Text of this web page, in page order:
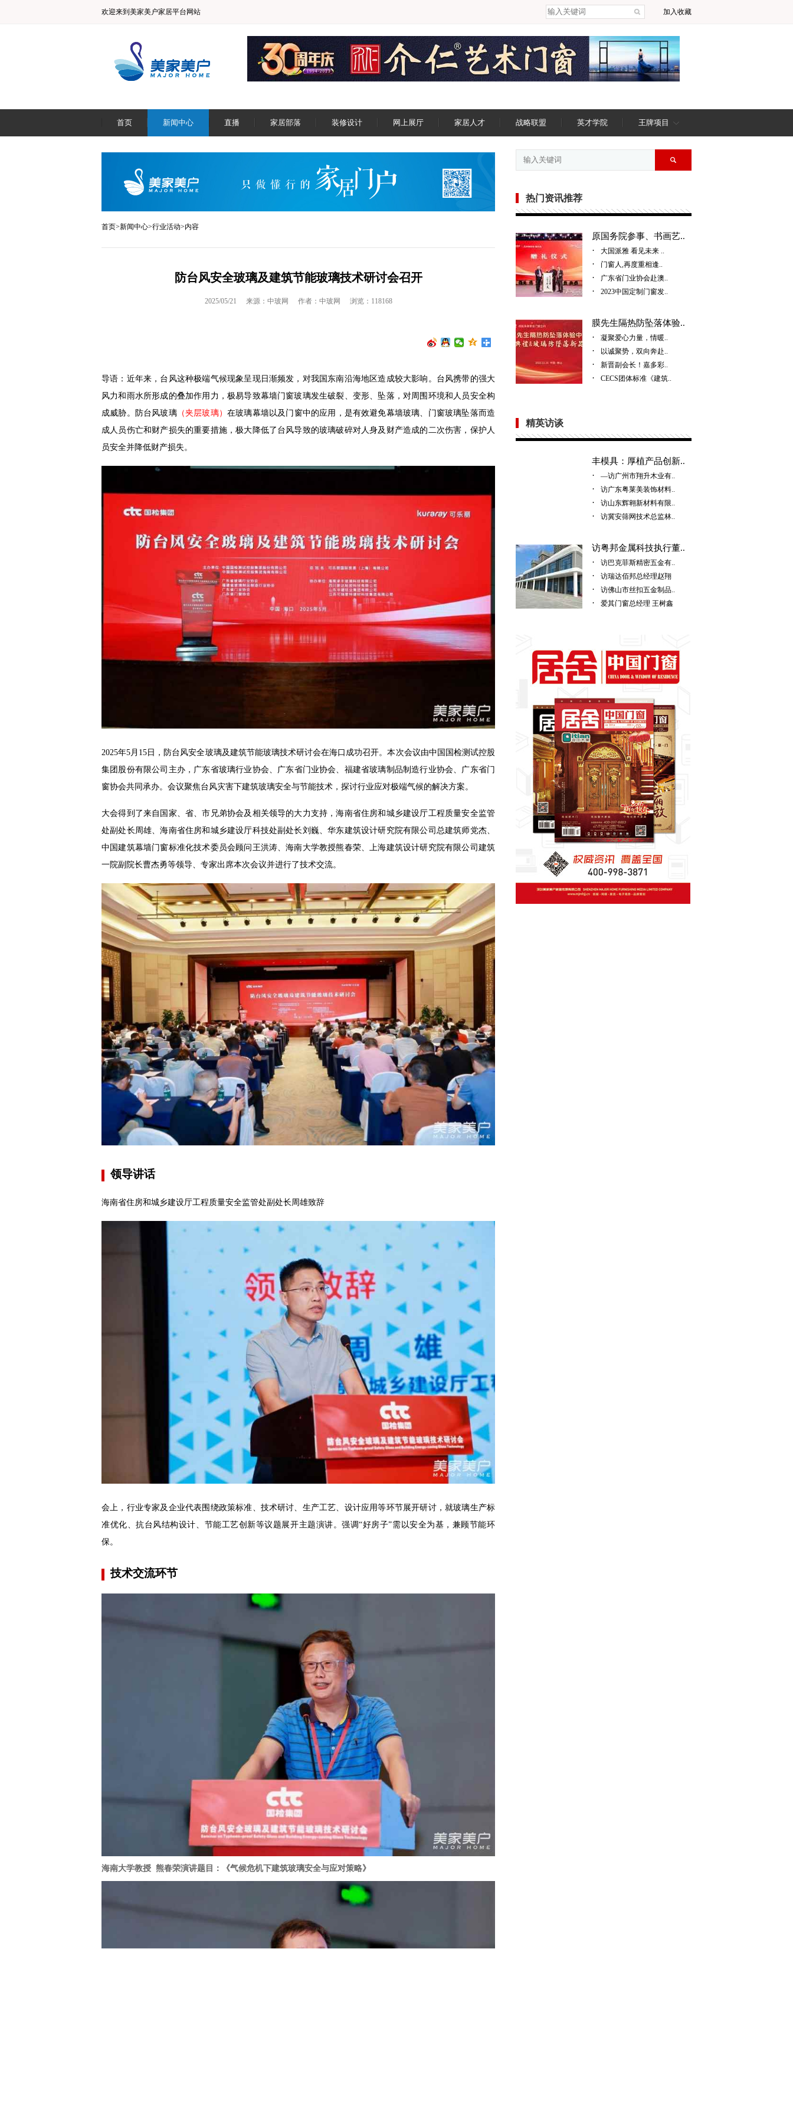
欢迎来到美家美户家居平台网站 加入收藏
首页 新闻中心 直播 家居部落 装修设计 网上展厅 家居人才 战略联盟 英才学院 王牌项目
首页>新闻中心>行业活动>内容
防台风安全玻璃及建筑节能玻璃技术研讨会召开
2025/05/21 来源：中玻网 作者：中玻网 浏览：118168
导语：近年来，台风这种极端气候现象呈现日渐频发，对我国东南沿海地区造成较大影响。台风携带的强大
⻛力和雨水所形成的叠加作用力，极易导致幕墙门窗玻璃发生破裂、变形、坠落，对周围环境和人员安全构
成威胁。防台风玻璃（夹层玻璃） 在玻璃幕墙以及⻔窗中的应用，是有效避免幕墙玻璃、 ⻔窗玻璃坠落而造
成人员伤亡和财产损失的重要措施，极大降低了台风导致的玻璃破碎对人身及财产造成的二次伤害，保护人
员安全并降低财产损失。
2025年5月15日，防台风安全玻璃及建筑节能玻璃技术研讨会在海口成功召开。本次会议由中国国检测试控股
集团股份有限公司主办，广东省玻璃行业协会、
广东省门业协会、 福建省玻璃制品制造行业协会、广东省门
窗协会共同承办。会议聚焦台风灾害下建筑玻璃安全与节能技术，探讨行业应对极端气候的解决方案。
大会得到了来自国家、省、市兄弟协会及相关领导的大力支持，海南省住房和城乡建设厅工程质量安全监管
处副处长周雄、海南省住房和城乡建设厅科技处副处长刘巍、华东建筑设计研究院有限公司总建筑师党杰、
中国建筑幕墙门窗标准化技术委员会顾问王洪涛、海南大学教授熊春荣、上海建筑设计研究院有限公司建筑
一院副院长曹杰勇等领导、专家出席本次会议并进行了技术交流。
领导讲话
海南省住房和城乡建设厅工程质量安全监管处副处长周雄致辞
会上，行业专家及企业代表围绕政策标准、技术研讨、生产工艺、设计应用等环节展开研讨，就玻璃生产标
准优化、抗台风结构设计、节能工艺创新等议题展开主题演讲。强调“好房子”需以安全为基，兼顾节能环
保。
技术交流环节
海南大学教授 熊春荣演讲题目：《气候危机下建筑玻璃安全与应对策略》
热门资讯推荐
原国务院参事、书画艺..
·
大国派雅 看见未来 ..
· 门窗人,再度重相逢..
· 广东省门业协会赴澳..
· 2023中国定制门窗发..
膜先生隔热防坠落体验..
·
凝聚爱心力量，情暖..
· 以诚聚势，双向奔赴..
· 新晋副会长！嘉多彩..
· CECS团体标准《建筑..
精英访谈
丰模具：厚植产品创新..
·
—访广州市翔升木业有..
· 访广东粤莱美装饰材料..
· 访山东辉翱新材料有限..
· 访冀安筛网技术总监林..
访粤邦金属科技执行董..
·
访巴克菲斯精密五金有..
· 访瑞达佰邦总经理赵翔
· 访佛山市丝扣五金制品..
· 爱其门窗总经理 王树鑫